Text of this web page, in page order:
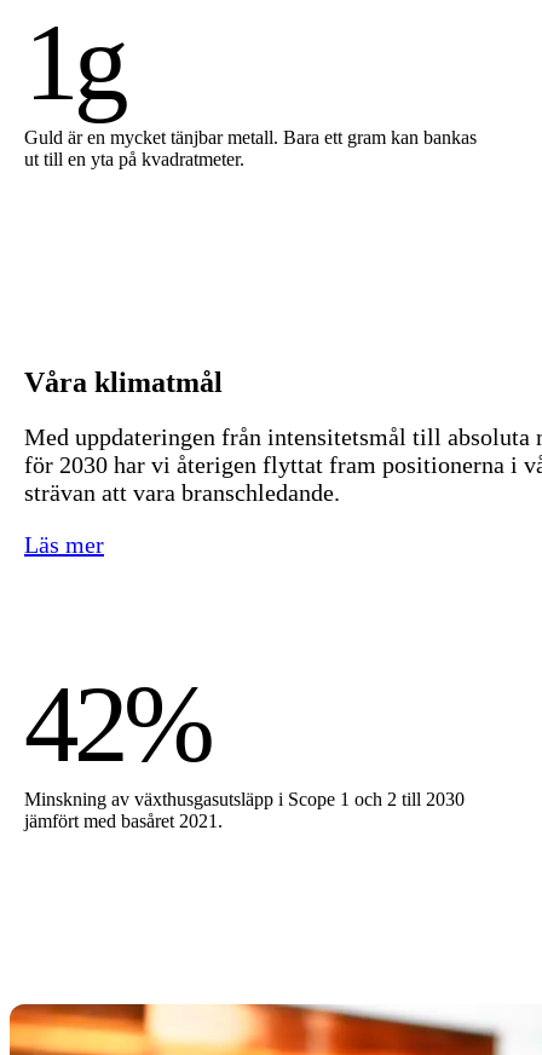
1g
Guld är en mycket tänjbar metall. Bara ett gram kan bankas
ut till en yta på kvadratmeter.
Våra klimatmål
Med uppdateringen från intensitetsmål till absoluta
för 2030 har vi återigen flyttat fram positionerna i
strävan att vara branschledande.
Läs mer
42%
Minskning av växthusgasutsläpp i Scope 1 och 2 till 2030
jämfört med basåret 2021.